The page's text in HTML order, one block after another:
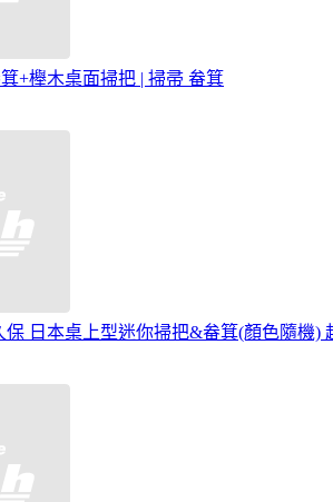
+櫸木桌面掃把 | 掃帚 畚箕
日本桌上型迷你掃把&畚箕(顏色隨機)